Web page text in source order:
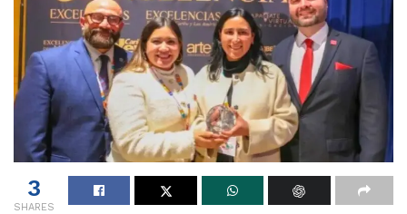
3
SHARES